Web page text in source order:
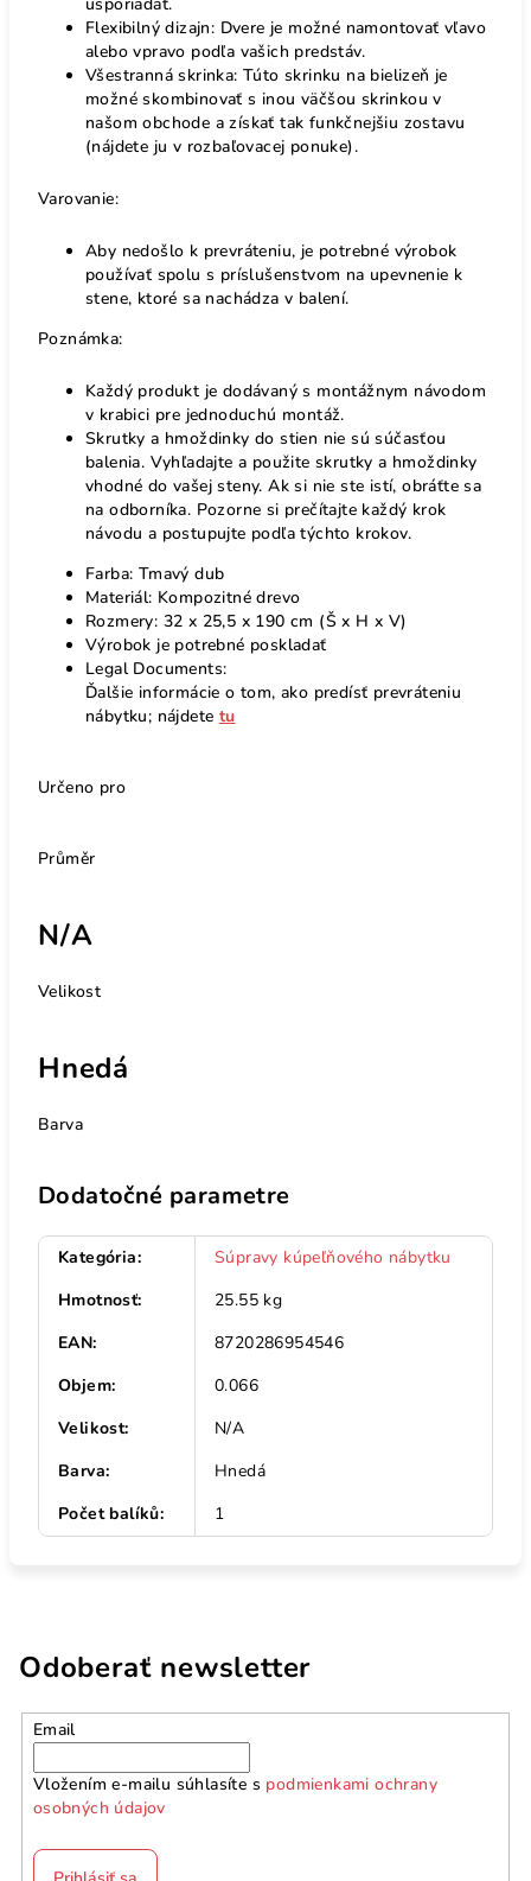
Flexibilný dizajn: Dvere je možné namontovať vľavo
alebo vpravo podľa vašich predstáv.
Všestranná skrinka: Túto skrinku na bielizeň je
možné skombinovať s inou väčšou skrinkou v
našom obchode a získať tak funkčnejšiu zostavu
(nájdete ju v rozbaľovacej ponuke).
Varovanie:
Aby nedošlo k prevráteniu, je potrebné výrobok
používať spolu s príslušenstvom na upevnenie k
stene, ktoré sa nachádza v balení.
Poznámka:
Každý produkt je dodávaný s montážnym návodom
v krabici pre jednoduchú montáž.
Skrutky a hmoždinky do stien nie sú súčasťou
balenia. Vyhľadajte a použite skrutky a hmoždinky
vhodné do vašej steny. Ak si nie ste istí, obráťte sa
na odborníka. Pozorne si prečítajte každý krok
návodu a postupujte podľa týchto krokov.
Farba: Tmavý dub
Materiál: Kompozitné drevo
Rozmery: 32 x 25,5 x 190 cm (Š x H x V)
Výrobok je potrebné poskladať
Legal Documents:
Ďalšie informácie o tom, ako predísť prevráteniu
nábytku; nájdete tu
Určeno pro
Průměr
N/A
Velikost
Hnedá
Barva
Dodatočné parametre
Kategória:
Súpravy kúpeľňového nábytku
Hmotnosť:
25.55 kg
EAN:
8720286954546
Objem:
0.066
Velikost:
N/A
Barva:
Hnedá
Počet balíků: 1
Odoberať newsletter
Email
Vložením e-mailu súhlasíte s podmienkami ochrany
osobných údajov